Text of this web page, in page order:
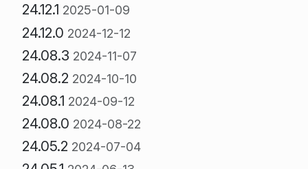
24.12.1 2025-01-09
24.12.0 2024-12-12
24.08.3 2024-11-07
24.08.2 2024-10-10
24.08.1 2024-09-12
24.08.0 2024-08-22
24.05.2 2024-07-04